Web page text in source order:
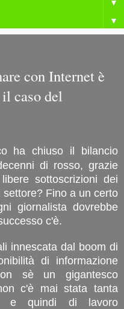
▼
▼
con Internet è
caso del
ha chiuso il bilancio
di rosso, grazie
sottoscrizioni dei
Fino a un certo
giornalista dovrebbe
c'è.
innescata dal boom di
di informazione
sè un gigantesco
c'è mai stata tanta
e quindi di lavoro